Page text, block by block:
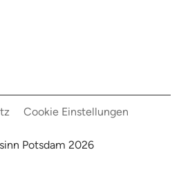
Potsdam 2026
Cookie Einstellungen